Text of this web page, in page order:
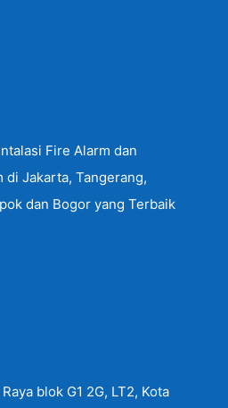
Fire Alarm dan
di Jakarta, Tangerang,
dan Bogor yang Terbaik
blok G1 2G, LT2, Kota